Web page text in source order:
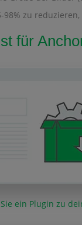
zu
für
ein Plugin zu